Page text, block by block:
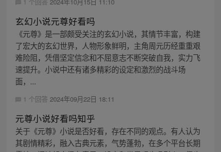
玄幻小说元尊好看吗
《元尊》是一部颇受关注的玄幻小说，其情节丰富，构建
了宏大的玄幻世界，人物形象鲜明，主角周元历经重重艰
难险阻，凭借坚定信念和不屈意志不断突破自我，实力飞
速提升。小说中还有诸多精彩的设定和激烈的战斗场
面，...
1 个回答 2024年09月22日 18:11
元尊小说好看吗知乎
关于《元尊》小说是否好看，存在不同的观点。有人认为
其剧情精彩，融入古典元素，气势蓬勃，在多个平台长期